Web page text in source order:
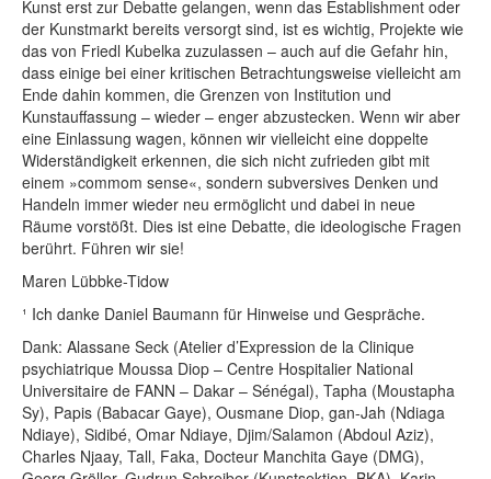
Kunst erst zur Debatte gelangen, wenn das Establishment oder
der Kunstmarkt bereits versorgt sind, ist es wichtig, Projekte wie
das von Friedl Kubelka zuzulassen – auch auf die Gefahr hin,
dass einige bei einer kritischen Betrachtungsweise vielleicht am
Ende dahin kommen, die Grenzen von Institution und
Kunstauffassung – wieder – enger abzustecken. Wenn wir aber
eine Einlassung wagen, können wir vielleicht eine doppelte
Widerständigkeit erkennen, die sich nicht zufrieden gibt mit
einem »commom sense«, sondern subversives Denken und
Handeln immer wieder neu ermöglicht und dabei in neue
Räume vorstößt. Dies ist eine Debatte, die ideologische Fragen
berührt. Führen wir sie!
Maren Lübbke-Tidow
¹ Ich danke Daniel Baumann für Hinweise und Gespräche.
Dank: Alassane Seck (Atelier d’Expression de la Clinique
psychiatrique Moussa Diop – Centre Hospitalier National
Universitaire de FANN – Dakar – Sénégal), Tapha (Moustapha
Sy), Papis (Babacar Gaye), Ousmane Diop, gan-Jah (Ndiaga
Ndiaye), Sidibé, Omar Ndiaye, Djim/Salamon (Abdoul Aziz),
Charles Njaay, Tall, Faka, Docteur Manchita Gaye (DMG),